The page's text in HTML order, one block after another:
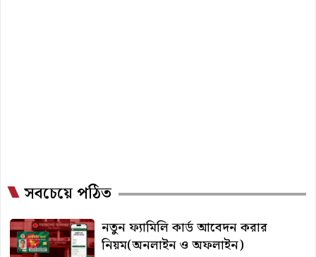
সবচেয়ে পঠিত
নতুন ফ্যামিলি কার্ড আবেদন করার
নিয়ম(অনলাইন ও অফলাইন)